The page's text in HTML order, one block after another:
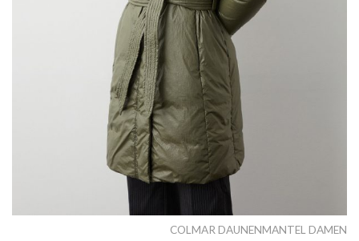
COLMAR DAUNENMANTEL DAMEN